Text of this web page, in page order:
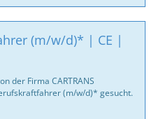
(m/w/d)* | CE |
der Firma CARTRANS
(m/w/d)* gesucht.